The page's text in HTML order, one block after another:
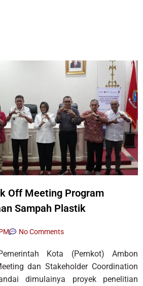
Off Meeting Program
Sampah Plastik
No Comments
Kota (Pemkot) Ambon
dan Stakeholder Coordination
dimulainya proyek penelitian